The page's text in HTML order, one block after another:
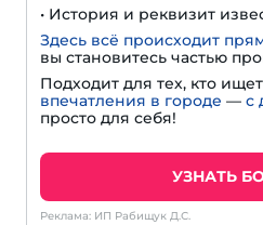
• История и реквизит
Здесь всё происходит
вы становитесь частью
Подходит для тех, кто ищет
впечатления в городе — с
просто для себя!
УЗНАТЬ
Реклама: ИП Рабищук Д.С.